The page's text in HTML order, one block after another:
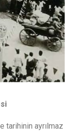
tarihinin ayrılmaz